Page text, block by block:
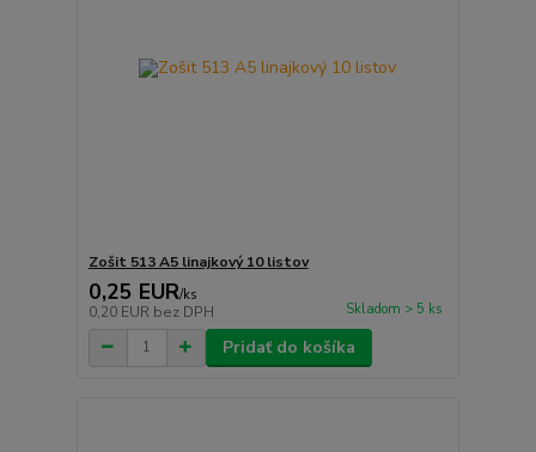
Zošit 513 A5 linajkový 10 listov
0,25 EUR/ks
0,20 EUR bez DPH Skladom > 5 ks
Pridať do košíka